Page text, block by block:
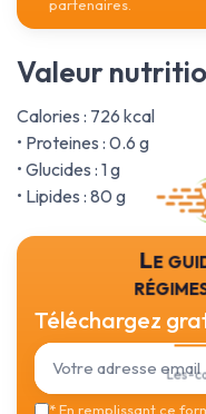
partenaires.
Valeur
Calories : 726 kcal
• Proteines : 0.6 g
• Glucides : 1 g
• Lipides : 80 g
Le
Les-
Téléchargez
*En remplissant ce